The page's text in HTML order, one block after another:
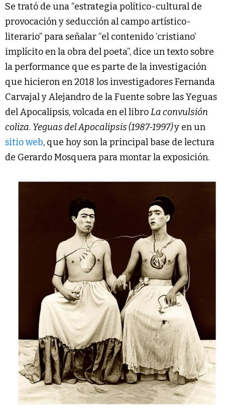
Se trató de una “estrategia político-cultural de
provocación y seducción al campo artístico-
literario” para señalar “el contenido ‘cristiano’
implícito en la obra del poeta”, dice un texto sobre
la performance que es parte de la investigación
que hicieron en 2018 los investigadores Fernanda
Carvajal y Alejandro de la Fuente sobre las Yeguas
del Apocalipsis, volcada en el libroLa convulsión
coliza. Yeguas del Apocalipsis (1987-1997)y en un
sitio web, que hoy son la principal base de lectura
de Gerardo Mosquera para montar la exposición.